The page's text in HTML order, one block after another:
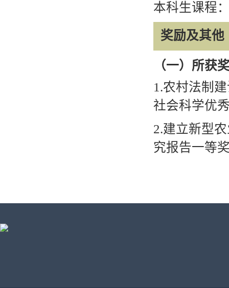
本科生课程
奖励及其他
（一）所获
1.农村法制
社会科学优
2.建立新型
究报告一等